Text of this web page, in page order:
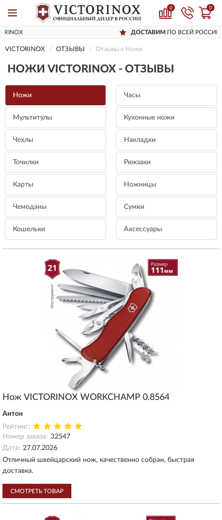
0 0
ПО ВСЕЙ РОССИИ
VICTORINOX ОТЗЫВЫ Отзывы о Ножи
НОЖИ VICTORINOX - ОТЗЫВЫ
Ножи Часы
Мультитулы Кухонные ножи
Чехлы Накладки
Точилки Рюкзаки
Карты Ножницы
Чемоданы Сумки
Кошельки Aксессуары
Нож VICTORINOX WORKCHAMP 0.8564
Антон
Рейтинг:
Номер заказа: 32547
Дата: 27.07.2026
Отличный швейцарский нож, качественно собран, быстрая
доставка.
СМОТРЕТЬ ТОВАР